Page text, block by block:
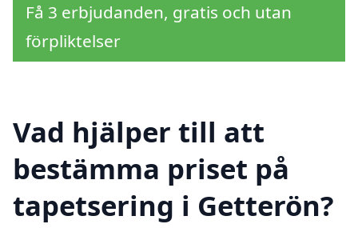
Få 3 erbjudanden, gratis och utan
förpliktelser
Vad hjälper till att
bestämma priset på
tapetsering i Getterön?